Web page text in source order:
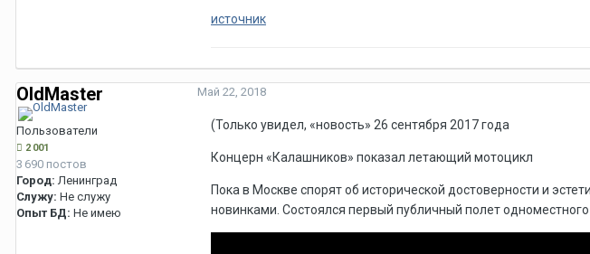
источник
OldMaster
Пользователи
2 001
3 690 постов
Город: Ленинград
Служу: Не служу
Опыт БД: Не имею
Май 22, 2018
(Только увидел, «новость» 26 сентября 2017 года
Концерн «Калашников» показал летающий мотоцикл
Пока в Москве спорят об исторической достоверности и
новинками. Состоялся первый публичный полет